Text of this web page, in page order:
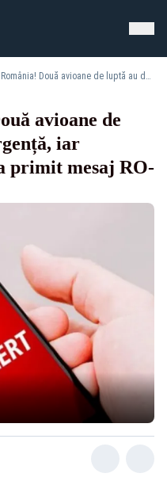
Alertă în România! Două avioane de luptă au decolat de urgență, iar populația din Tulcea a primit mesaj RO-Alert
avioane de
iar
primit mesaj RO-